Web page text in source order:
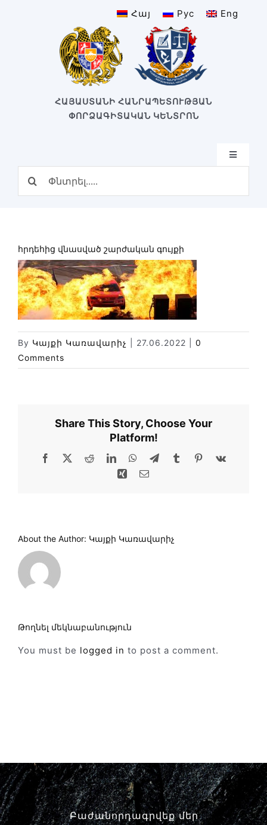
Հայ Рус Eng
ՀԱՅԱՍՏԱՆԻ ՀԱՆՐԱՊԵՏՈՒԹՅԱՆ
ՓՈՐՁԱԳԻՏԱԿԱՆ ԿԵՆՏՐՈՆ
Toggle
Կառուցվածք
Բաժիններ
Փորձաքննությունների տեսակները
Նորություններ
Գրադարան
Կայքի քարտեզ
հրդեհից վնասված շարժական գույքի
By Կայքի Կառավարիչ 27.06.2022
0
Comments
Share This Story, Choose Your
Platform!
Facebook Reddit LinkedInWhatsAppTelegram
TumblrPinterest
Xing
About the Author: Կայքի Կառավարիչ
Թողնել մեկնաբանություն
You must be logged in to post a comment.
Բաժանորդագրվեք մեր